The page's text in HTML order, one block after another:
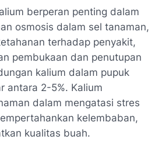
berperan penting dalam
osmosis dalam sel tanaman,
terhadap penyakit,
pembukaan dan penutupan
kalium dalam pupuk
antara 2-5%. Kalium
dalam mengatasi stres
kelembaban,
kualitas buah.